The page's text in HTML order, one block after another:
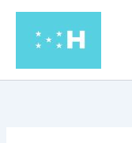
contenido